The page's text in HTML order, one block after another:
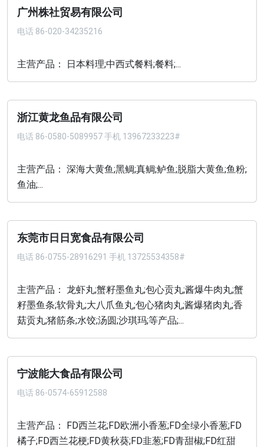
广州株社贸易有限公司
电话 86-020-34235216
主营产品： 日本料理;中西式餐料;餐料;...
浙江黄龙鱼品有限公司
电话 86-0580-5089957 手机 13967233223#
主营产品： 深海大黄鱼;黑鲷;真鲷;鲈鱼;脱脂大黄鱼;鱼粉;
鱼油;...
东莞市日日宽食品有限公司
电话 86-0755-28916291 手机 13725534358#
主营产品： 龙虾丸;蟹籽墨鱼丸;包心贡丸;酱爆牛肉丸;蟹
籽墨鱼条;软骨丸;大八爪鱼丸;包心猪肉丸;酱爆猪肉丸;香
菇贡丸;猪筋条;水饺;汤圆;沙琪玛;等产品;...
宁波能大食品有限公司
电话 86-0574-65912588
主营产品： FD西兰花;FD欧洲小香葱;FD全绿小香葱;FD
橘子;FD西兰花梗;FD黄秋葵;FD韭葱;FD青甜椒;FD红甜